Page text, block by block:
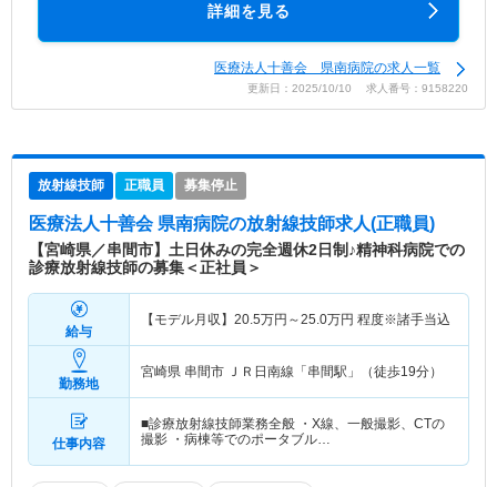
詳細を見る
医療法人十善会 県南病院の求人一覧
更新日：2025/10/10 求人番号：9158220
放射線技師 正職員 募集停止
医療法人十善会 県南病院の放射線技師求人(正職員)
【宮崎県／串間市】土日休みの完全週休2日制♪精神科病院での
診療放射線技師の募集＜正社員＞
給与
【モデル月収】 20.5万円～25.0万円 程度※諸手当込
勤務地
宮崎県 串間市 ＪＲ日南線「串間駅」（徒歩19分）
仕事内容
■診療放射線技師業務全般 ・X線、一般撮影、CTの
撮影 ・病棟等でのポータブル…